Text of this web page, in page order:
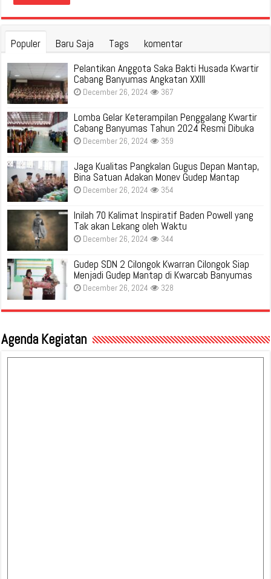
Populer Baru Saja Tags
komentar
Pelantikan Anggota Saka Bakti Husada Kwartir
Cabang Banyumas Angkatan XXIII
December 26, 2024 367
Lomba Gelar Keterampilan Penggalang Kwartir
Cabang Banyumas Tahun 2024 Resmi Dibuka
December 26, 2024 359
Jaga Kualitas Pangkalan Gugus Depan Mantap,
Bina Satuan Adakan Monev Gudep Mantap
December 26, 2024 354
Inilah 70 Kalimat Inspiratif Baden Powell yang
Tak akan Lekang oleh Waktu
December 26, 2024 344
Gudep SDN 2 Cilongok Kwarran Cilongok Siap
Menjadi Gudep Mantap di Kwarcab Banyumas
December 26, 2024 328
Agenda Kegiatan